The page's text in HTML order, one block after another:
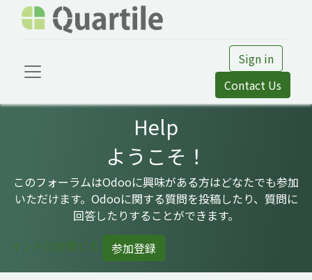
Sign in
Contact Us
Help
ようこそ！
このフォーラムはOdooに興味がある方はどなたでも参加
いただけます。Odooに関する質問を投稿したり、質問に
回答したりすることができます。
イントロを閉じる
参加登録